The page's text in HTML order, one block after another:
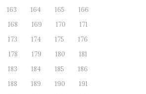
163 164 165
166
168 169 170
171
173 174 175
176
178 179 180
181
183 184 185
186
188 189 190
191